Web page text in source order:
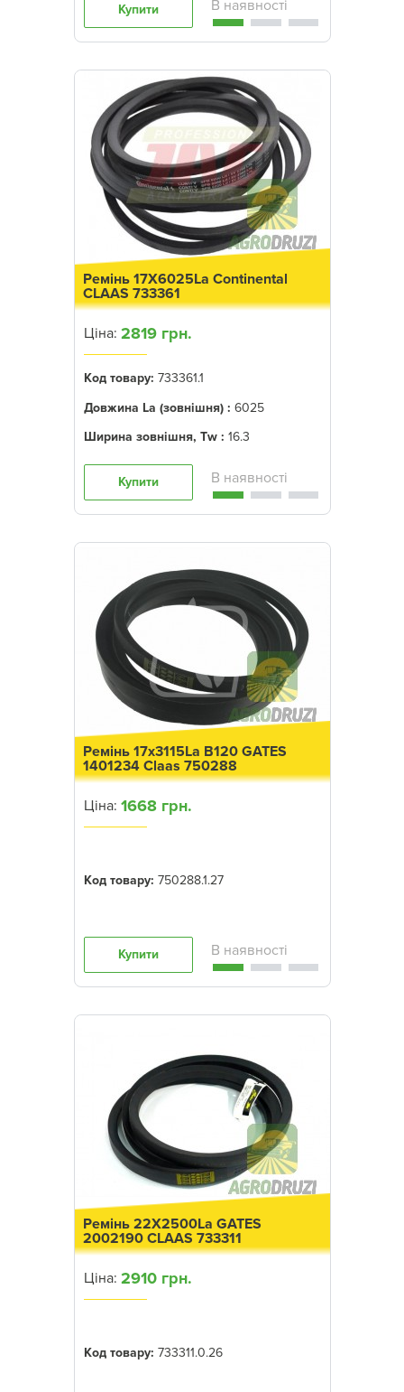
Купити
Ремінь 17X6025La Continental
CLAAS 733361
Ціна: 2819 грн.
Код товару: 733361.1
Довжина La (зовнішня) : 6025
Ширина зовнішня, Tw : 16.3
Купити
Ремінь 17x3115La B120 GATES
1401234 Claas 750288
Ціна: 1668 грн.
Код товару: 750288.1.27
Купити
Ремінь 22X2500La GATES
2002190 CLAAS 733311
Ціна: 2910 грн.
Код товару: 733311.0.26